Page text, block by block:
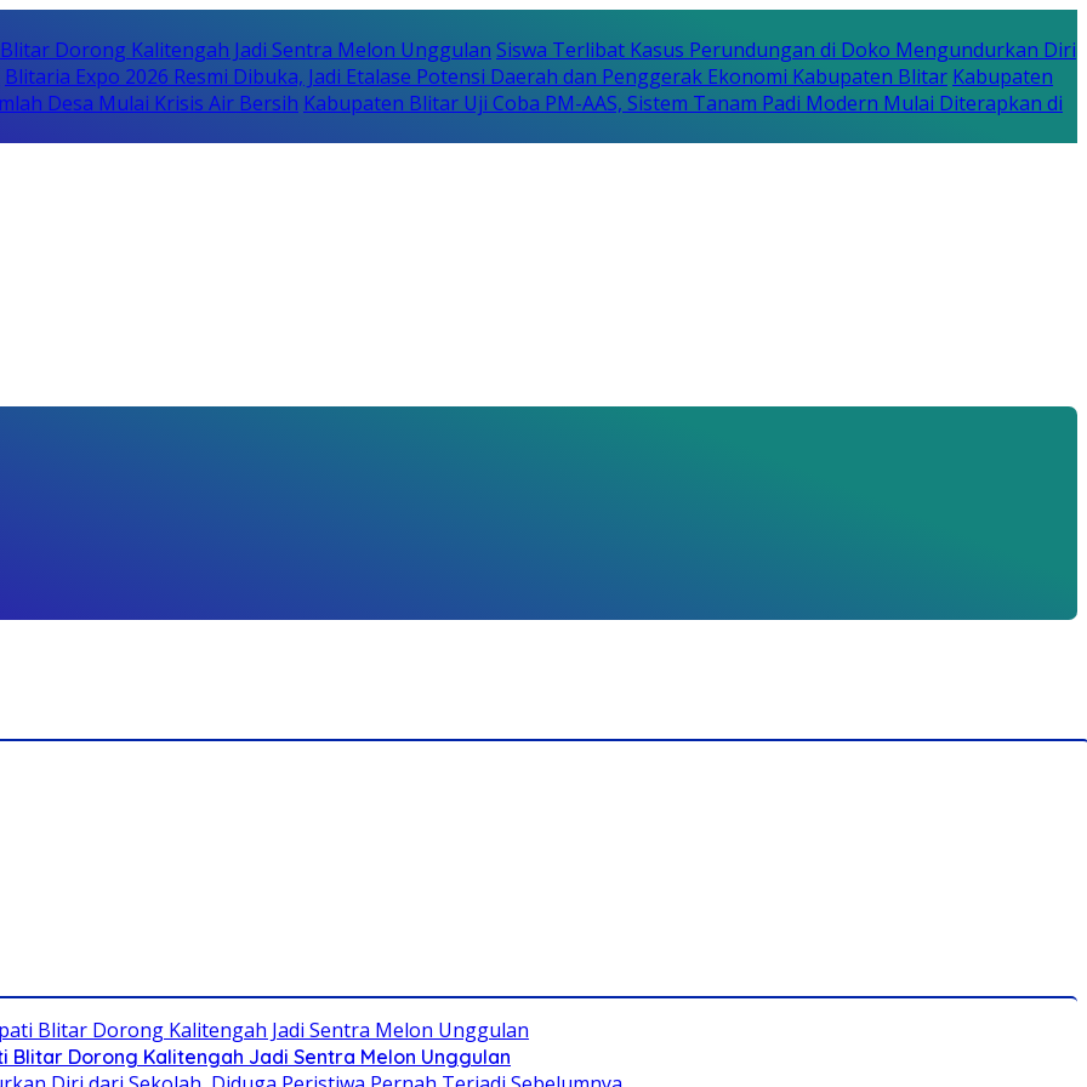
Dorong Kalitengah Jadi Sentra Melon Unggulan Siswa Terlibat Kasus Perundungan di Doko Mengundurkan Diri
Blitaria Expo 2026 Resmi Dibuka, Jadi Etalase Potensi Daerah dan Penggerak Ekonomi Kabupaten Blitar Kabupaten
Desa Mulai Krisis Air Bersih Kabupaten Blitar Uji Coba PM-AAS, Sistem Tanam Padi Modern Mulai Diterapkan di
Blitar Dorong Kalitengah Jadi Sentra Melon Unggulan